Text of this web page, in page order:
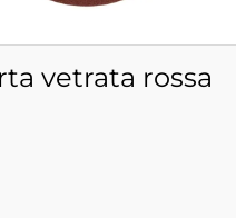
vetrata rossa